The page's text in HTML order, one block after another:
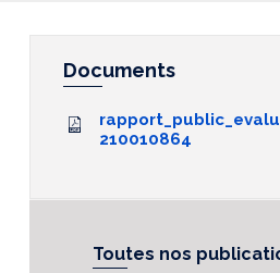
Documents
210010864
Toutes nos